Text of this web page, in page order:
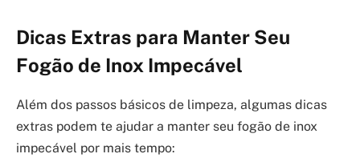
Dicas Extras para Manter Seu
Fogão de Inox Impecável
Além dos passos básicos de limpeza, algumas dicas
extras podem te ajudar a manter seu fogão de inox
impecável por mais tempo: